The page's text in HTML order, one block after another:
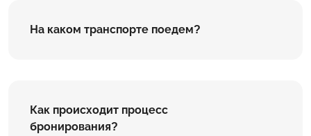
На каком транспорте поедем?
Как происходит процесс
бронирования?